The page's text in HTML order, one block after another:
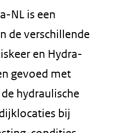
NL is een
de verschillende
en Hydra-
gevoed met
hydraulische
bij